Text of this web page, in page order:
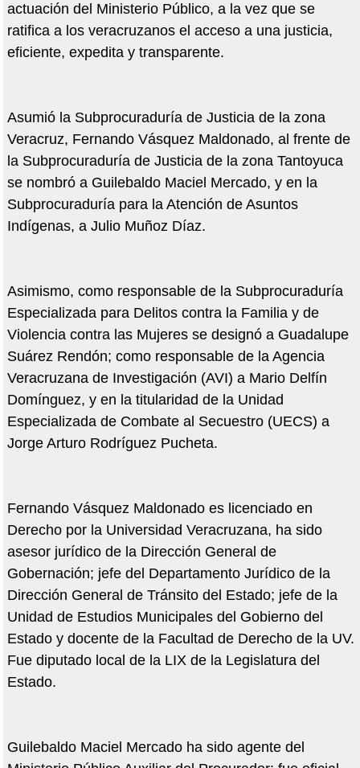
actuación del Ministerio Público, a la vez que se
ratifica a los veracruzanos el acceso a una justicia,
eficiente, expedita y transparente.
Asumió la Subprocuraduría de Justicia de la zona
Veracruz, Fernando Vásquez Maldonado, al frente de
la Subprocuraduría de Justicia de la zona Tantoyuca
se nombró a Guilebaldo Maciel Mercado, y en la
Subprocuraduría para la Atención de Asuntos
Indígenas, a Julio Muñoz Díaz.
Asimismo, como responsable de la Subprocuraduría
Especializada para Delitos contra la Familia y de
Violencia contra las Mujeres se designó a Guadalupe
Suárez Rendón; como responsable de la Agencia
Veracruzana de Investigación (AVI) a Mario Delfín
Domínguez, y en la titularidad de la Unidad
Especializada de Combate al Secuestro (UECS) a
Jorge Arturo Rodríguez Pucheta.
Fernando Vásquez Maldonado es licenciado en
Derecho por la Universidad Veracruzana, ha sido
asesor jurídico de la Dirección General de
Gobernación; jefe del Departamento Jurídico de la
Dirección General de Tránsito del Estado; jefe de la
Unidad de Estudios Municipales del Gobierno del
Estado y docente de la Facultad de Derecho de la UV.
Fue diputado local de la LIX de la Legislatura del
Estado.
Guilebaldo Maciel Mercado ha sido agente del